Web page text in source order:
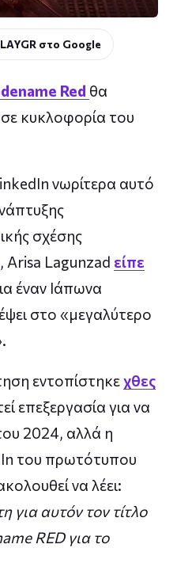
στο Google
Red θα
κυκλοφορία του
νωρίτερα αυτό
σχέσης
, Arisa Lagunzad είπε
έναν Ιάπωνα
στο «μεγαλύτερο
εντοπίστηκεχθες
επεξεργασία για να
2024, αλλά η
του πρωτότυπου
να λέει:
για αυτόν τον τίτλο
RED για το